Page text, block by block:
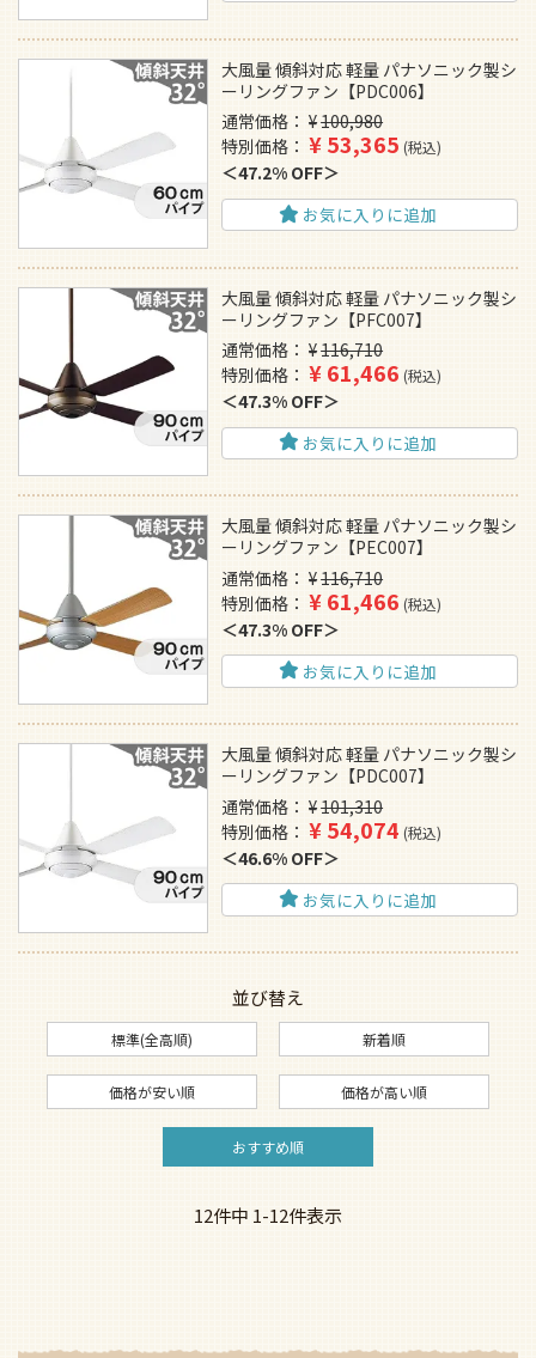
大風量 傾斜対応 軽量 パナソニック製シ
ーリングファン【PDC006】
通常価格
¥100,980
特別価格
¥53,365 税込
47.2% OFF
お気に入りに追加
大風量 傾斜対応 軽量 パナソニック製シ
ーリングファン【PFC007】
通常価格
¥116,710
特別価格
¥61,466 税込
47.3% OFF
お気に入りに追加
大風量 傾斜対応 軽量 パナソニック製シ
ーリングファン【PEC007】
通常価格
¥116,710
特別価格
¥61,466 税込
47.3% OFF
お気に入りに追加
大風量 傾斜対応 軽量 パナソニック製シ
ーリングファン【PDC007】
通常価格
¥101,310
特別価格
¥54,074 税込
46.6% OFF
お気に入りに追加
並び替え
標準(全高順) 新着順
価格が安い順 価格が高い順
おすすめ順
12件中 1-12件表示